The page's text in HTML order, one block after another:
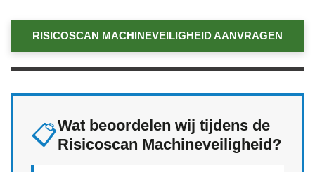
RISICOSCAN MACHINEVEILIGHEID AANVRAGEN
📋Wat beoordelen wij tijdens de
Risicoscan Machineveiligheid?